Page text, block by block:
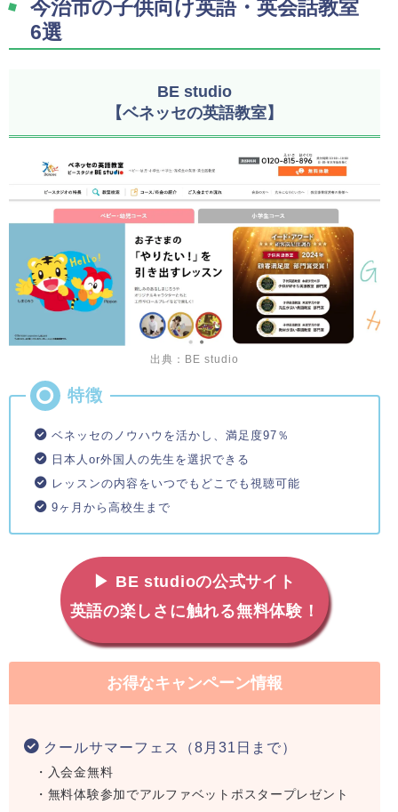
今治市の子供向け英語・英会話教室
6選
BE studio
【ベネッセの英語教室】
出典：BE studio
ベネッセのノウハウを活かし、満足度97％
日本人or外国人の先生を選択できる
レッスンの内容をいつでもどこでも視聴可能
9ヶ月から高校生まで
▶ BE studioの公式サイト
英語の楽しさに触れる無料体験！
お得なキャンペーン情報
クールサマーフェス（8月31日まで）
・入会金無料
・無料体験参加でアルファベットポスタープレゼント